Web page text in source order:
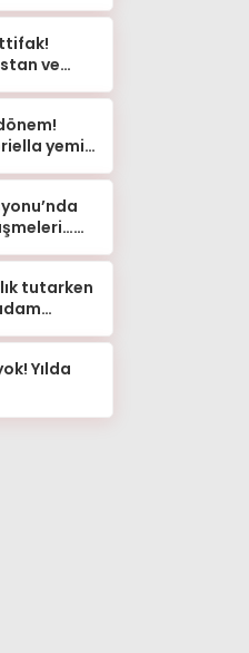
ve
yemin
tutarken
Yılda